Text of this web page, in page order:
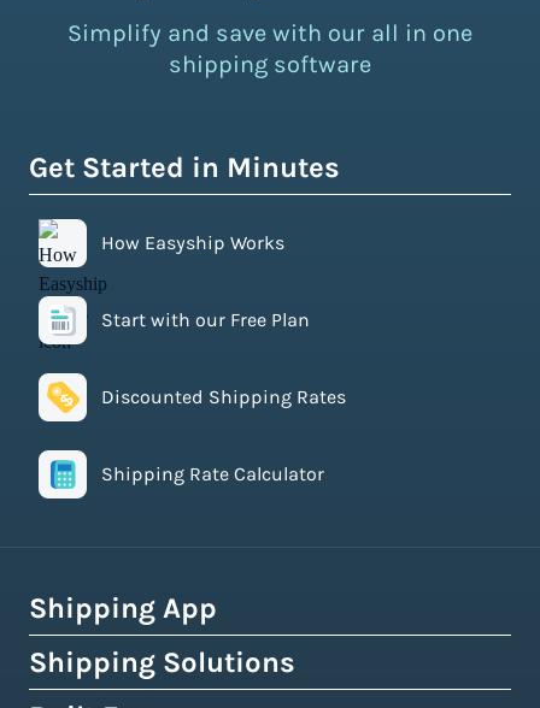
Simplify and save with our all in one
shipping software
Get Started in Minutes
How Easyship Works
Start with our Free Plan
Discounted Shipping Rates
Shipping Rate Calculator
Shipping App
How Easyship Works
Shipping Solutions